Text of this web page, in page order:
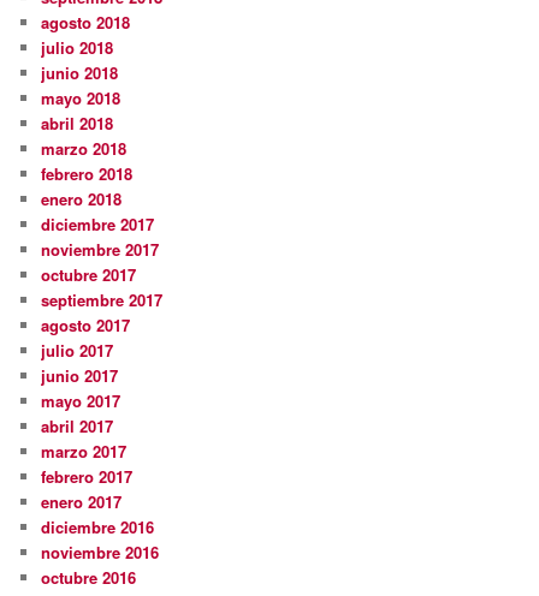
agosto 2018
julio 2018
junio 2018
mayo 2018
abril 2018
marzo 2018
febrero 2018
enero 2018
diciembre 2017
noviembre 2017
octubre 2017
septiembre 2017
agosto 2017
julio 2017
junio 2017
mayo 2017
abril 2017
marzo 2017
febrero 2017
enero 2017
diciembre 2016
noviembre 2016
octubre 2016